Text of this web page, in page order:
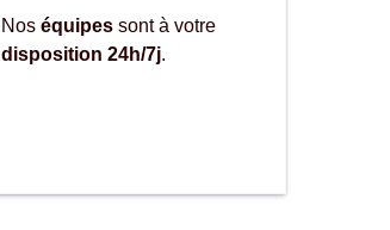
Nos équipessont à votre
disposition 24h/7j.